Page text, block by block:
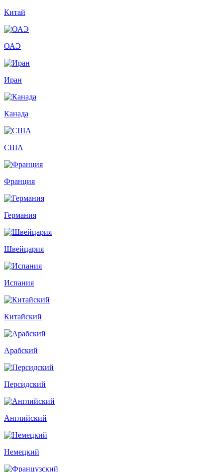
Китай
ОАЭ
Иран
Канада
США
Франция
Германия
Швейцария
Испания
Китайский
Арабский
Персидский
Английский
Немецкий